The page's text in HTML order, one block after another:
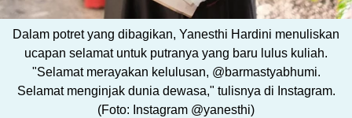
Dalam potret yang dibagikan, Yanesthi Hardini menuliskan
ucapan selamat untuk putranya yang baru lulus kuliah.
"Selamat merayakan kelulusan, @barmastyabhumi.
Selamat menginjak dunia dewasa," tulisnya di Instagram.
(Foto: Instagram @yanesthi)